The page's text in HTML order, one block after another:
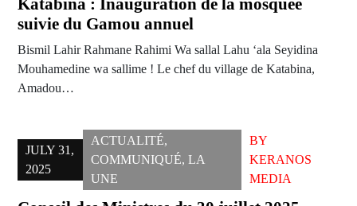
Katabina : Inauguration de la mosquée
suivie du Gamou annuel
Bismil Lahir Rahmane Rahimi Wa sallal Lahu ‘ala Seyidina
Mouhamedine wa sallime ! Le chef du village de Katabina,
Amadou…
JULY 31,
2025
ACTUALITÉ,
COMMUNIQUÉ, LA
UNE
BY
KERANOS
MEDIA